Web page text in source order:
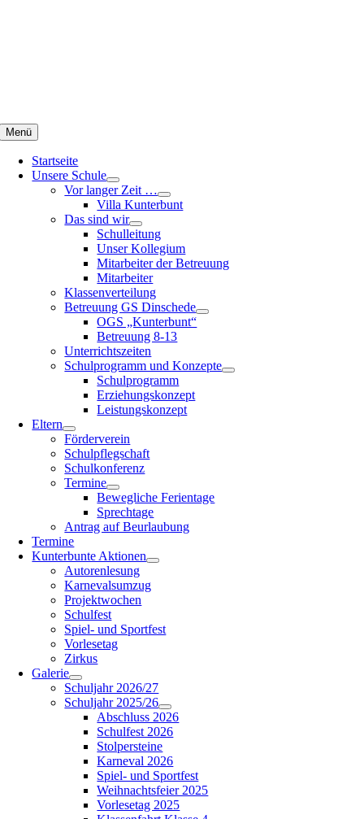
Menü
Startseite
Unsere Schule
Vor langer Zeit …
Villa Kunterbunt
Das sind wir
Schulleitung
Unser Kollegium
Mitarbeiter der Betreuung
Mitarbeiter
Klassenverteilung
Betreuung GS Dinschede
OGS „Kunterbunt“
Betreuung 8-13
Unterrichtszeiten
Schulprogramm und Konzepte
Schulprogramm
Erziehungskonzept
Leistungskonzept
Eltern
Förderverein
Schulpflegschaft
Schulkonferenz
Termine
Bewegliche Ferientage
Sprechtage
Antrag auf Beurlaubung
Termine
Kunterbunte Aktionen
Autorenlesung
Karnevalsumzug
Projektwochen
Schulfest
Spiel- und Sportfest
Vorlesetag
Zirkus
Galerie
Schuljahr 2026/27
Schuljahr 2025/26
Abschluss 2026
Schulfest 2026
Stolpersteine
Karneval 2026
Spiel- und Sportfest
Weihnachtsfeier 2025
Vorlesetag 2025